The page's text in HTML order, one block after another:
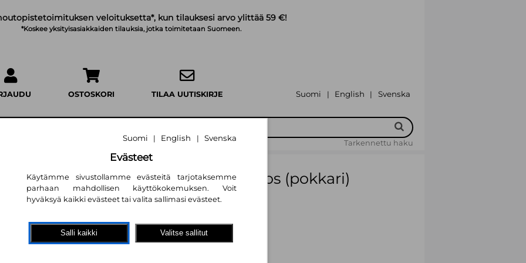
veloituksetta*, kun tilauksesi arvo ylittää 59 €!
*Koskee yksityisasiakkaiden tilauksia, jotka toimitetaan Suomeen.
OSTOSKORI TILAA UUTISKIRJE Suomi | English | Svenska
Tarkennettu haku
Viimeinen taideteos (pokkari)
Sofia Lundberg
9,10 €
Suomi | English | Svenska
Evästeet
Käytämme sivustollamme evästeitä tarjotaksemme
parhaan mahdollisen käyttökokemuksen. Voit
hyväksyä kaikki evästeet tai valita sallimasi evästeet.
Salli kaikki Valitse sallitut